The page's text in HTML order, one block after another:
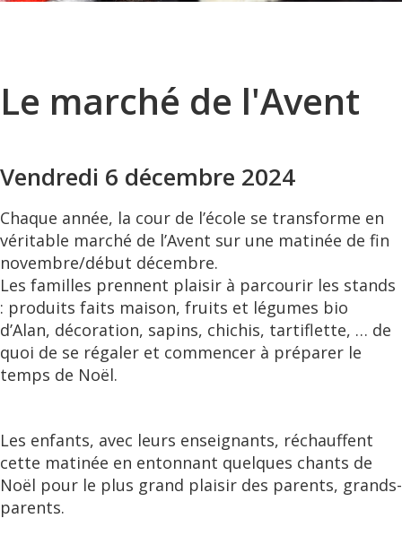
Le marché de l'Avent
Vendredi 6 décembre 2024
Chaque année, la cour de l’école se transforme en
véritable marché de l’Avent sur une matinée de fin
novembre/début décembre.
Les familles prennent plaisir à parcourir les stands
: produits faits maison, fruits et légumes bio
d’Alan, décoration, sapins, chichis, tartiflette, … de
quoi de se régaler et commencer à préparer le
temps de Noël.
Les enfants, avec leurs enseignants, réchauffent
cette matinée en entonnant quelques chants de
Noël pour le plus grand plaisir des parents, grands-
parents.